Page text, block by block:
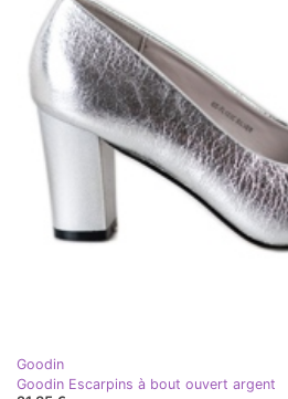
Goodin
Goodin Escarpins à bout ouvert argent